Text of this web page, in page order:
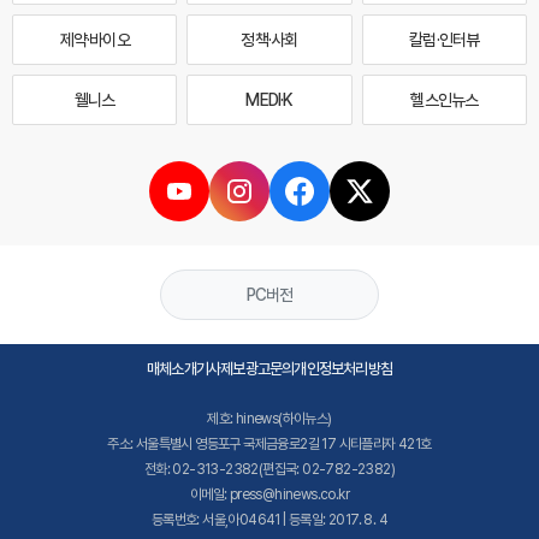
제약·바이오 정책·사회 칼럼·인터뷰
웰니스 MEDI·K 헬스인뉴스
PC버전
매체소개기사제보광고문의개인정보처리방침
제호: hinews(하이뉴스)
주소: 서울특별시 영등포구 국제금융로2길 17 시티플라자 421호
전화: 02-313-2382(편집국: 02-782-2382)
이메일: press@hinews.co.kr
등록번호: 서울,아04641 | 등록일: 2017. 8. 4